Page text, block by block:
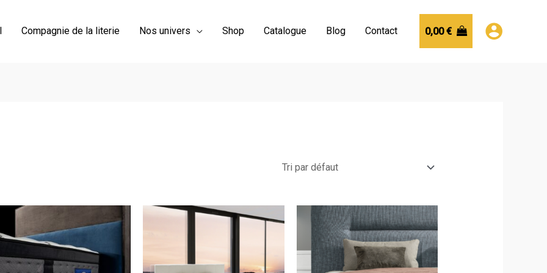
Compagnie de la literie Nos univers Shop Catalogue Blog Contact 0,00€